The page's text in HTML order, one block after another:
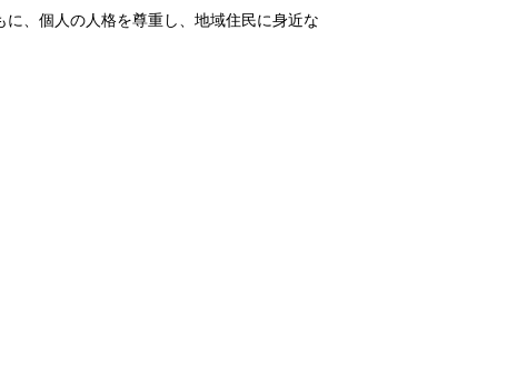
、個人の人格を尊重し、地域住民に身近な